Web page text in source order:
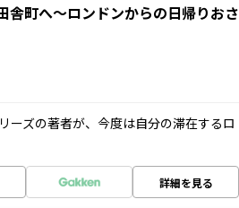
舎町へ～ロンドンからの日帰りおさ
ーズの著者が、今度は自分の滞在するロ
詳細を見る